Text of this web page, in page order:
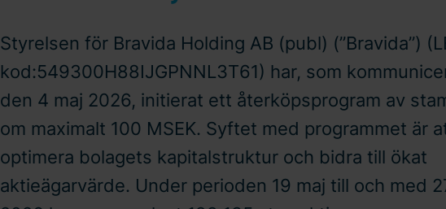
Styrelsen för Bravida Holding AB (publ) (”Bravida”)
kod:549300H88IJG­PNNL3T61) har, som
den 4 maj 2026, initierat ett återköpsprogram av
om maximalt 100 MSEK. Syftet med programmet är
optimera bolagets kapitalstruktur och bidra till ökat
aktieägarvärde. Under perioden 19 maj till och med